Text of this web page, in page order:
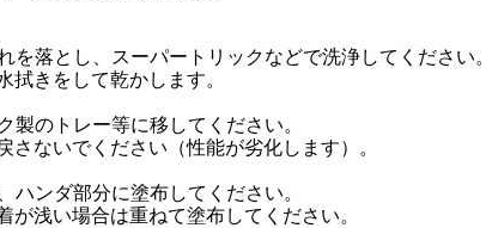
を落とし、スーパートリックなどで洗浄してください。
きをして乾かします。
製のトレー等に移してください。
ないでください（性能が劣化します）。
ハンダ部分に塗布してください。
浅い場合は重ねて塗布してください。